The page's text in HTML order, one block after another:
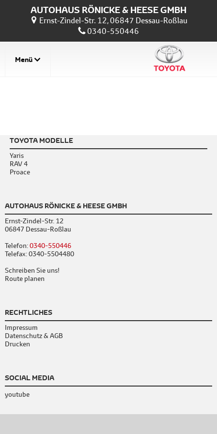
AUTOHAUS RÖNICKE & HEESE GMBH
Ernst-Zindel-Str. 12, 06847 Dessau-Roßlau
0340-550446
Menü
TOYOTA MODELLE
Yaris
RAV 4
Proace
AUTOHAUS RÖNICKE & HEESE GMBH
Ernst-Zindel-Str. 12
06847 Dessau-Roßlau
Telefon:0340-550446
Telefax: 0340-5504480
Schreiben Sie uns!
Route planen
RECHTLICHES
Impressum
Datenschutz & AGB
Drucken
SOCIAL MEDIA
youtube